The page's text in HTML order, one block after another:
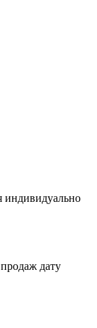
индивидуально
дату